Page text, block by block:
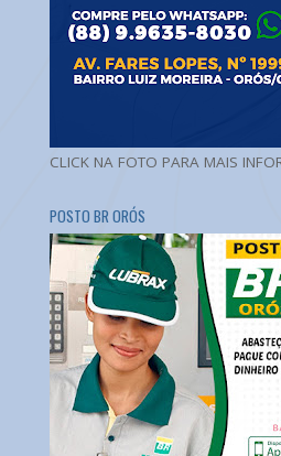
CLICK NA FOTO PARA MAIS
POSTO BR ORÓS